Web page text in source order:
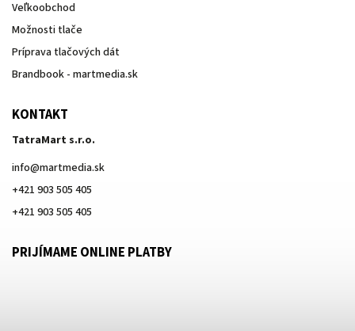
Veľkoobchod
Možnosti tlače
Príprava tlačových dát
Brandbook - martmedia.sk
KONTAKT
TatraMart s.r.o.
info@martmedia.sk
+421 903 505 405
+421 903 505 405
PRIJÍMAME ONLINE PLATBY